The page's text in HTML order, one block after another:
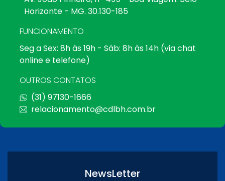
Horizonte - MG. 30.130-185
FUNCIONAMENTO
Seg a Sex: 8h às 19h - Sáb: 8h às 14h (via chat
online e telefone)
OUTROS CONTATOS
(31) 97130-1666
relacionamento@cdlbh.com.br
NewsLetter